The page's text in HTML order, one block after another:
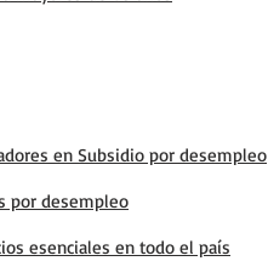
en Subsidio por desempleo
por desempleo
esenciales en todo el país